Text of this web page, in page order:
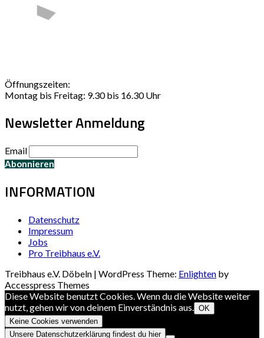
Öffnungszeiten:
Montag bis Freitag: 9.30 bis 16.30 Uhr
Newsletter Anmeldung
Email
INFORMATION
Datenschutz
Impressum
Jobs
Pro Treibhaus e.V.
Treibhaus e.V. Döbeln | WordPress Theme: Enlighten by
Accesspress Themes
Diese Website benutzt Cookies. Wenn du die Website weiter
nutzt, gehen wir von deinem Einverständnis aus. OK
Keine Cookies verwenden
Unsere Datenschutzerklärung findest du hier